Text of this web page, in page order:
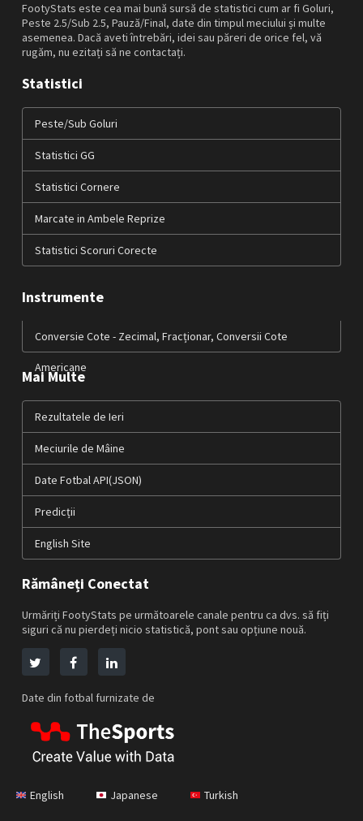
FootyStats este cea mai bună sursă de statistici cum ar fi Goluri,
Peste 2.5/Sub 2.5, Pauză/Final, date din timpul meciului și multe
asemenea. Dacă aveti întrebări, idei sau păreri de orice fel, vă
rugăm, nu ezitați să ne contactați.
Statistici
Peste/Sub Goluri
Statistici GG
Statistici Cornere
Marcate in Ambele Reprize
Statistici Scoruri Corecte
Instrumente
Conversie Cote - Zecimal, Fracționar, Conversii Cote
Americane
Mai Multe
Rezultatele de Ieri
Meciurile de Mâine
Date Fotbal API(JSON)
Predicții
English Site
Rămâneți Conectat
Urmăriți FootyStats pe următoarele canale pentru ca dvs. să fiți
siguri că nu pierdeți nicio statistică, pont sau opțiune nouă.
Date din fotbal furnizate de
English Japanese Turkish